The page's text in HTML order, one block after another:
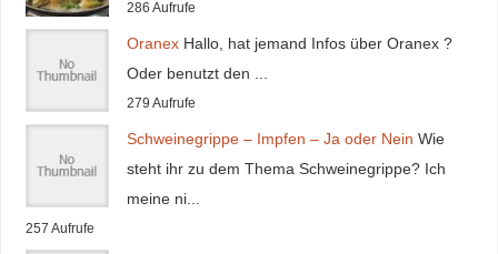
286 Aufrufe
Oranex Hallo, hat jemand Infos über Oranex ?
Oder benutzt den ...
279 Aufrufe
Schweinegrippe – Impfen – Ja oder Nein Wie
steht ihr zu dem Thema Schweinegrippe? Ich
meine ni...
257 Aufrufe